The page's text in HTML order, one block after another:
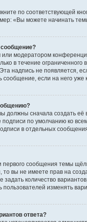
по соответствующей
«Вы можете начинать
сообщение?
модератором
в течение
надпись не появляется,
если на него уже
должны сначала создать
по умолчанию ко
в отдельных
сообщения темы
вы не имеете прав на
задать количество
изменять
ответа?